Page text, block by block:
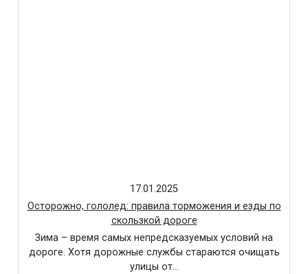
17.01.2025
Осторожно, гололед: правила торможения и езды по
скользкой дороге
Зима – время самых непредсказуемых условий на
дороге. Хотя дорожные службы стараются очищать
улицы от…